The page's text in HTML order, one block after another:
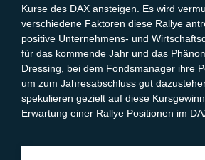
Kurse des DAX ansteigen. Es wird
verschiedene Faktoren diese Rallye
positive Unternehmens- und
für das kommende Jahr und das
Dressing, bei dem Fondsmanager ihre
um zum Jahresabschluss gut
spekulieren gezielt auf diese
Erwartung einer Rallye Positionen im